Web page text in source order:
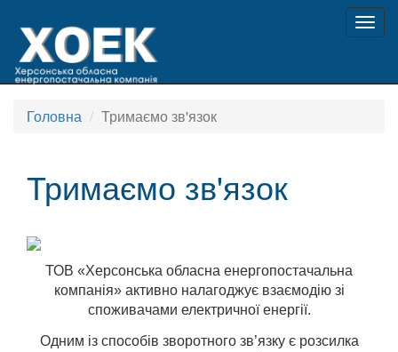
Головна Тримаємо зв'язок
Тримаємо зв'язок
ТОВ «Херсонська обласна енергопостачальна
компанія» активно налагоджує взаємодію зі
споживачами електричної енергії.
Одним із способів зворотного зв’язку є розсилка